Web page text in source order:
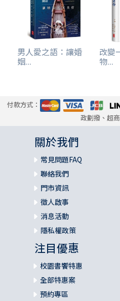
男人愛之語：讓婚
姻...
改變
物...
付款方式：
政劃撥、超
關於我們
常見問題FAQ
聯絡我們
門市資訊
徵人啟事
消息活動
隱私權政策
注目優惠
校園書饗特惠
全部特惠案
預約專區